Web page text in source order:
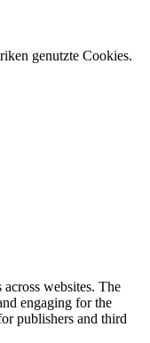
genutzte Cookies.
websites. The
engaging for the
publishers and third